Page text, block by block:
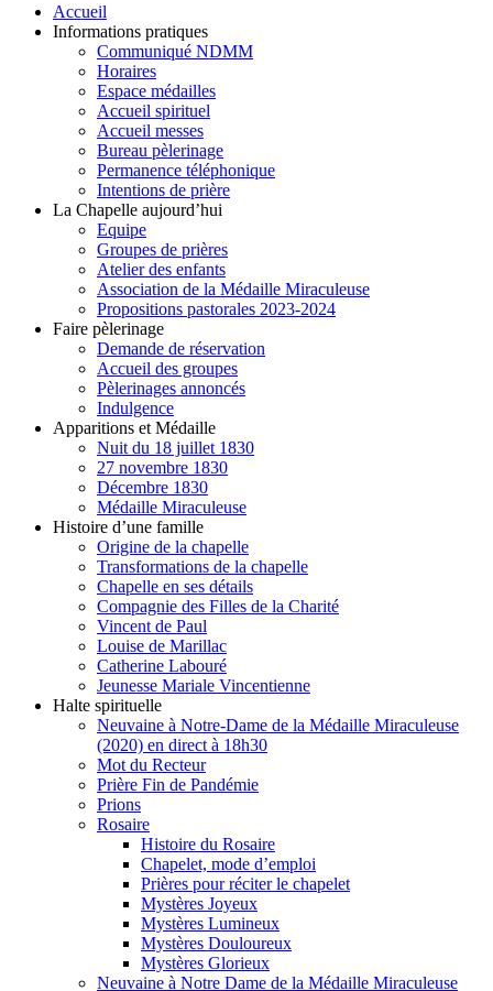
Accueil
Informations pratiques
Communiqué NDMM
Horaires
Espace médailles
Accueil spirituel
Accueil messes
Bureau pèlerinage
Permanence téléphonique
Intentions de prière
La Chapelle aujourd’hui
Equipe
Groupes de prières
Atelier des enfants
Association de la Médaille Miraculeuse
Propositions pastorales 2023-2024
Faire pèlerinage
Demande de réservation
Accueil des groupes
Pèlerinages annoncés
Indulgence
Apparitions et Médaille
Nuit du 18 juillet 1830
27 novembre 1830
Décembre 1830
Médaille Miraculeuse
Histoire d’une famille
Origine de la chapelle
Transformations de la chapelle
Chapelle en ses détails
Compagnie des Filles de la Charité
Vincent de Paul
Louise de Marillac
Catherine Labouré
Jeunesse Mariale Vincentienne
Halte spirituelle
Neuvaine à Notre-Dame de la Médaille Miraculeuse
(2020) en direct à 18h30
Mot du Recteur
Prière Fin de Pandémie
Prions
Rosaire
Histoire du Rosaire
Chapelet, mode d’emploi
Prières pour réciter le chapelet
Mystères Joyeux
Mystères Lumineux
Mystères Douloureux
Mystères Glorieux
Neuvaine à Notre Dame de la Médaille Miraculeuse